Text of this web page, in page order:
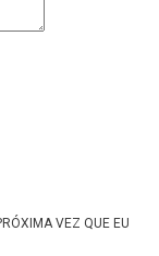
VEZ QUE EU